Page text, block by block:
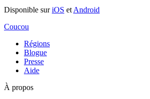
Disponible suriOS et Android
Coucou
Régions
Blogue
Presse
Aide
À propos